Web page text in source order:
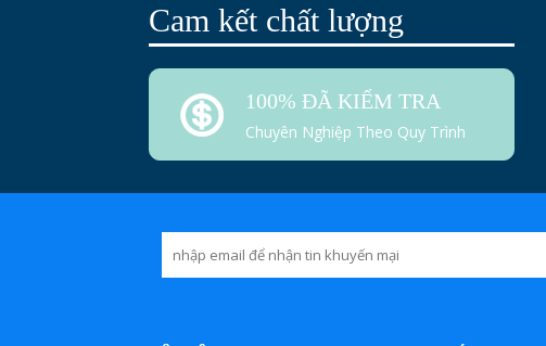
Cam kết chất lượng
100% ĐÃ KIỂM TRA
Chuyên Nghiệp Theo Quy Trình